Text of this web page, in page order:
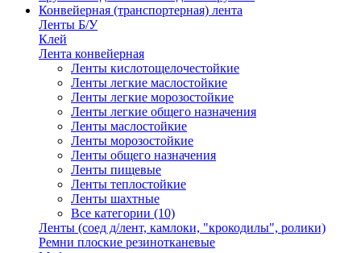
Конвейерная (транспортерная) лента
Ленты Б/У
Клей
Лента конвейерная
Ленты кислотощелочестойкие
Ленты легкие маслостойкие
Ленты легкие морозостойкие
Ленты легкие общего назначения
Ленты маслостойкие
Ленты морозостойкие
Ленты общего назначения
Ленты пищевые
Ленты теплостойкие
Ленты шахтные
Все категории (10)
Ленты (соед д/лент, камлоки, "крокодилы", ролики)
Ремни плоские резинотканевые